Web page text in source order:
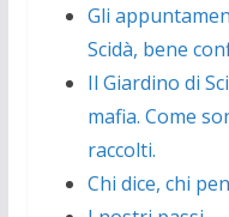
Gli
Scidà, bene
Il Giardino di
mafia. Come
raccolti.
Chi dice, chi